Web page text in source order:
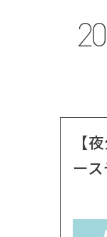
【
ー